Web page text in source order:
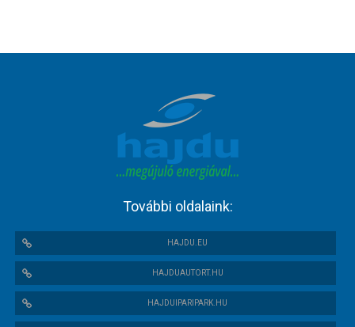
További oldalaink:
HAJDU.EU
HAJDUAUTORT.HU
HAJDUIPARIPARK.HU